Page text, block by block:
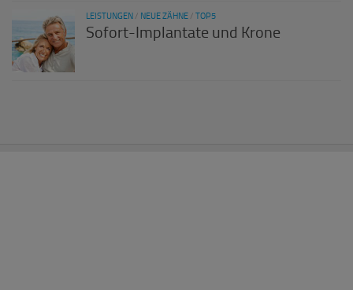
LEISTUNGEN / NEUE ZÄHNE / TOP5
Sofort-Implantate und Krone